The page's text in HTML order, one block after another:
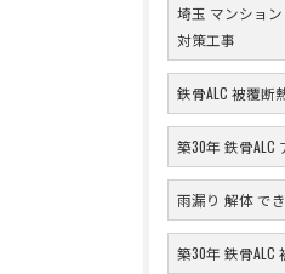
埼玉 マンショ
対策工事
鉄骨ALC 被覆断
築30年 鉄骨ALC
雨漏り 解体 で
築30年 鉄骨ALC